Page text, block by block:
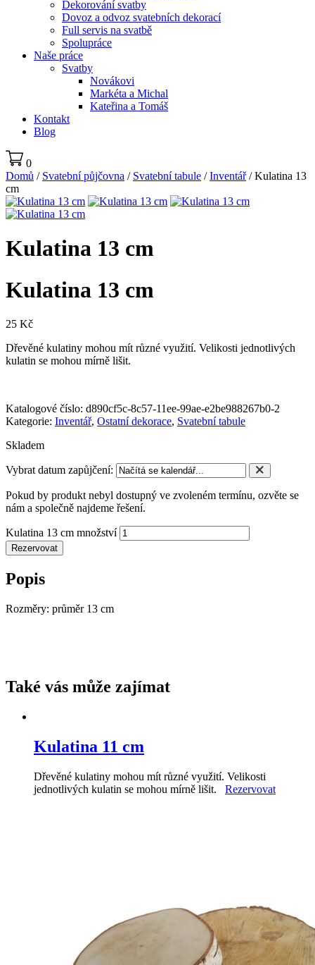
Dekorování svatby
Dovoz a odvoz svatebních dekorací
Full servis na svatbě
Spolupráce
Naše práce
Svatby
Novákovi
Markéta a Michal
Kateřina a Tomáš
Kontakt
Blog
0
Domů / Svatební půjčovna / Svatební tabule /Inventář/ Kulatina 13
cm
Kulatina 13 cm
Kulatina 13 cm
25 Kč
Dřevěné kulatiny mohou mít různé využití. Velikosti jednotlivých
kulatin se mohou mírně lišit.
Katalogové číslo: d890cf5c-8c57-11ee-99ae-e2be988267b0-2
Kategorie: Inventář, Ostatní dekorace, Svatební tabule
Skladem
Vybrat datum zapůjčení:
Pokud by produkt nebyl dostupný ve zvoleném termínu, ozvěte se
nám a společně najdeme řešení.
Kulatina 13 cm množství
Rezervovat
Popis
Rozměry: průměr 13 cm
Také vás může zajímat
Kulatina 11 cm
Dřevěné kulatiny mohou mít různé využití. Velikosti
jednotlivých kulatin se mohou mírně lišit. Rezervovat